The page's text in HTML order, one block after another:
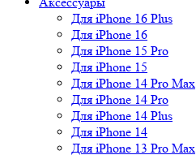
Для iPhone 16 Plus
Для iPhone 16
Для iPhone 15 Pro
Для iPhone 15
Для iPhone 14 Pro Max
Для iPhone 14 Pro
Для iPhone 14 Plus
Для iPhone 14
Для iPhone 13 Pro Max